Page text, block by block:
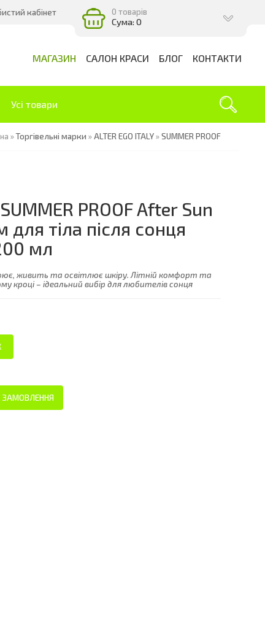
кабінет 0 товарів
Сума: 0
МАГАЗИН САЛОН КРАСИ БЛОГ КОНТАКТИ
Усі товари
»Торгівельні марки »ALTER EGO ITALY»SUMMER PROOF
SUMMER PROOF After Sun
тіла після сонця
мл
живить та освітлює шкіру. Літній комфорт та
кроці – ідеальний вибір для любителів сонця